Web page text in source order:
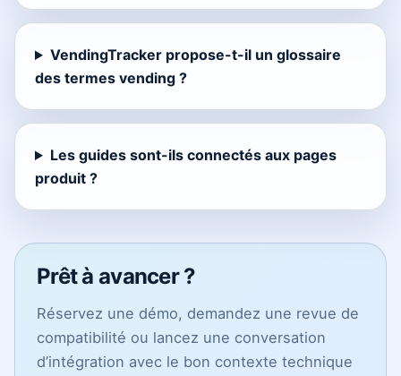
VendingTracker propose-t-il un glossaire
des termes vending ?
Les guides sont-ils connectés aux pages
produit ?
Prêt à avancer ?
Réservez une démo, demandez une revue de
compatibilité ou lancez une conversation
d’intégration avec le bon contexte technique